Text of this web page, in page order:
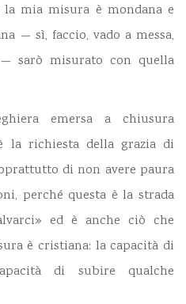
mia misura è mondana e
— sì, faccio, vado a messa,
sarò misurato con quella
emersa a chiusura
la richiesta della grazia di
di non avere paura
perché questa è la strada
ed è anche ciò che
è cristiana: la capacità di
di subire qualche